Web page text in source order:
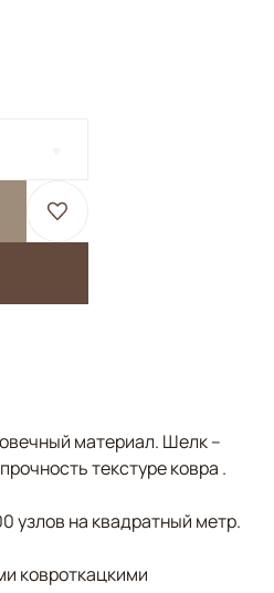
материал. Шелк –
текстуре ковра .
узлов на квадратный метр.
ковроткацкими